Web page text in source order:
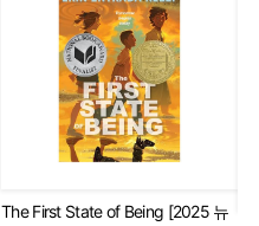
The First State of Being [2025 뉴